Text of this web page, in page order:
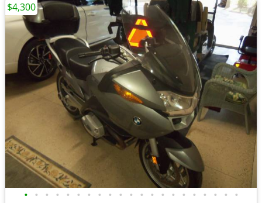
• • • • • • • • • • • • • • • • • • • • •
$4,300